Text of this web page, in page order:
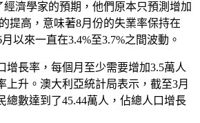
經濟學家的預期，他們原本只預測增加
提高，意味著8月份的失業率保持在
以來一直在3.4%至3.7%之間波動。
增長率，每個月至少需要增加3.5萬人
上升。澳大利亞統計局表示，截至3月
總數達到了45.44萬人，佔總人口增長